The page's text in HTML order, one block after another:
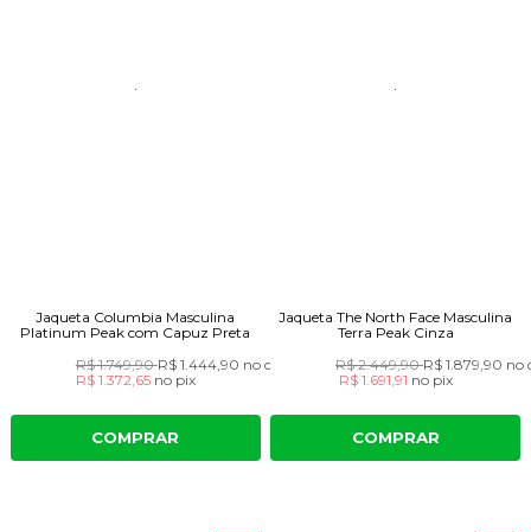
Jaqueta Columbia Masculina
Platinum Peak com Capuz Preta
R$ 1.749,90R$ 1.444,90 no cartão
R$ 1.372,65 no pix
COMPRAR
Jaqueta The North Face Masculina
Terra Peak Cinza
R$ 2.449,90R$ 1.879,90 no
R$ 1.691,91 no pix
COMPRAR